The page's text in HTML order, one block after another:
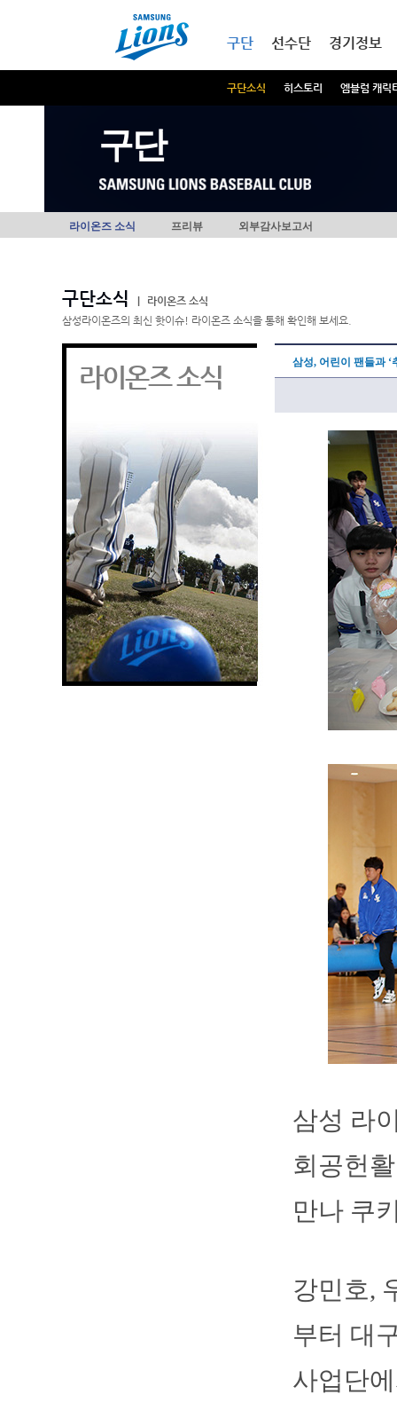
구단
구단소식 히스토리 엠블럼 캐릭
선수단 경기정보
구단
라이온즈 소식 프리뷰 외부감사보고서
구단소식
라이온즈 소식
삼성라이온즈의 최신 핫이슈! 라이온즈 소식을 통해 확인해 보세요.
라이온즈 소식 삼성, 어린이 팬들과 ‘
삼성 라
회공헌
만나 쿠
강민호,
부터 대
사업단